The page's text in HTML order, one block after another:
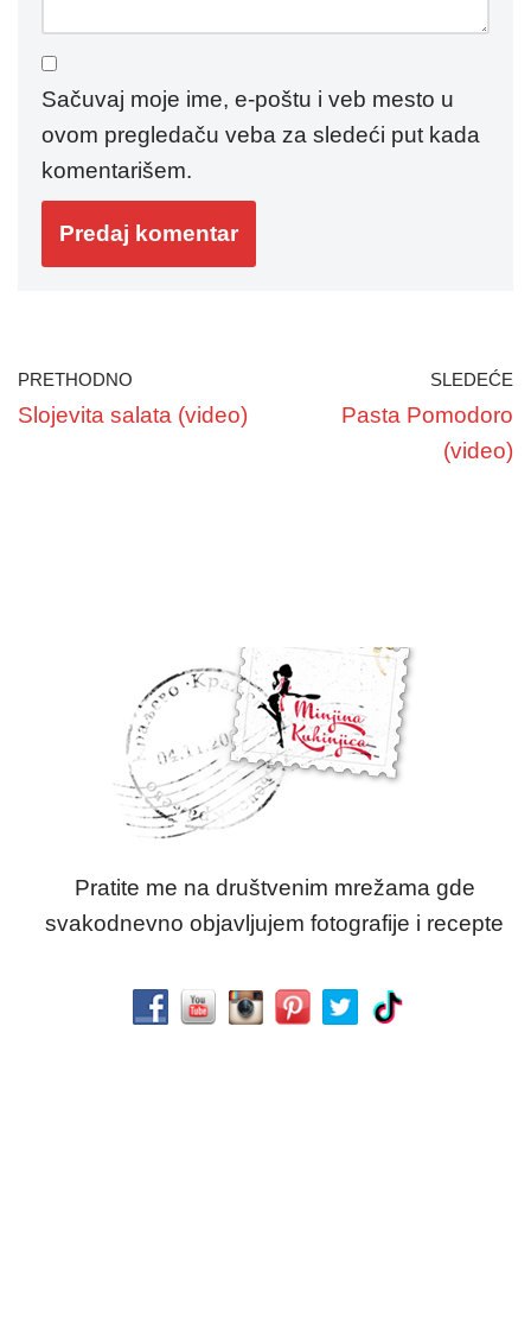
Sačuvaj moje ime, e-poštu i veb mesto u
ovom pregledaču veba za sledeći put kada
komentarišem.
PRETHODNO
Slojevita salata (video)
SLEDEĆE
Pasta Pomodoro
(video)
Pratite me na društvenim mrežama gde
svakodnevno objavljujem fotografije i recepte